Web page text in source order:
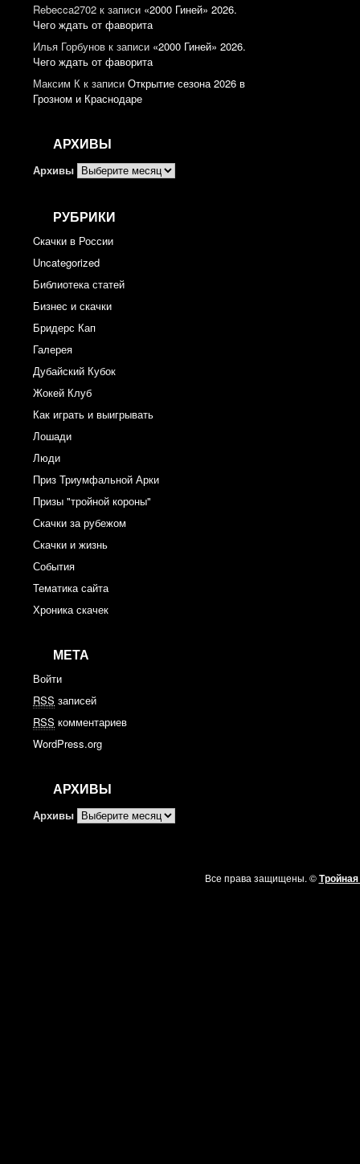
Rebecca2702 к записи «2000 Гиней» 2026.
Чего ждать от фаворита
Илья Горбунов к записи «2000 Гиней» 2026.
Чего ждать от фаворита
Максим К к записи Открытие сезона 2026 в
Грозном и Краснодаре
АРХИВЫ
Архивы
РУБРИКИ
Cкачки в России
Uncategorized
Библиотека статей
Бизнес и скачки
Бридерс Кап
Галерея
Дубайский Кубок
Жокей Клуб
Как играть и выигрывать
Лошади
Люди
Приз Триумфальной Арки
Призы "тройной короны"
Скачки за рубежом
Скачки и жизнь
События
Тематика сайта
Хроника скачек
МЕТА
Войти
RSS записей
RSS комментариев
WordPress.org
АРХИВЫ
Архивы
Все права защищены. ©